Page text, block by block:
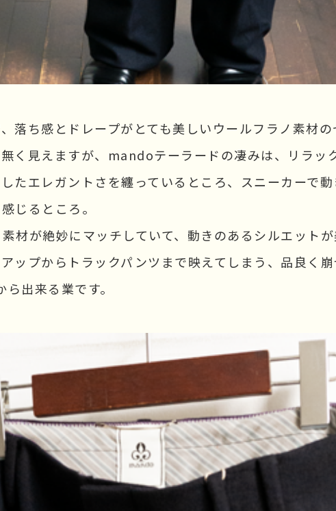
落ち感とドレープがとても美しいウールフラノ素材の
く見えますが、mandoテーラードの凄みは、リラッ
たエレガントさを纏っているところ、スニーカーで
じるところ。
材が絶妙にマッチしていて、動きのあるシルエットが
ップからトラックパンツまで映えてしまう、品良く
出来る業です。